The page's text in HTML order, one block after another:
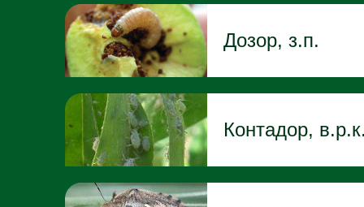
Дозор, з.п.
Контадор,